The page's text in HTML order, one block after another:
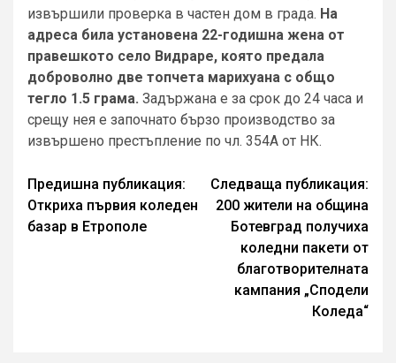
извършили проверка в частен дом в града. На
адреса била установена 22-годишна жена от
правешкото село Видраре, която предала
доброволно две топчета марихуана с общо
тегло 1.5 грама. Задържана е за срок до 24 часа и
срещу нея е започнато бързо производство за
извършено престъпление по чл. 354А от НК.
Continue
Reading
Предишна публикация:
Откриха първия коледен
базар в Етрополе
Следваща публикация:
200 жители на община
Ботевград получиха
коледни пакети от
благотворителната
кампания „Сподели
Коледа“